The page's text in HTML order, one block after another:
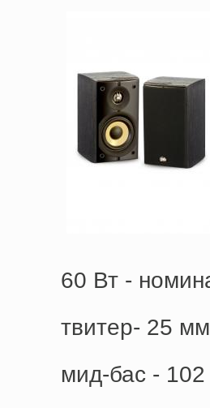
60 Вт -
твитер- 25
мид-бас -